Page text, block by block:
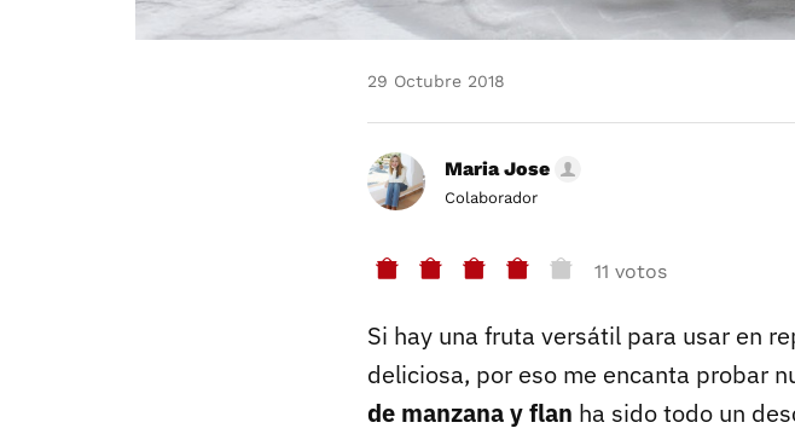
29 Octubre 2018
Maria Jose
Colaborador
11 votos
Si hay una fruta versátil para usar en
deliciosa, por eso me encanta probar
de manzana y flan ha sido todo un